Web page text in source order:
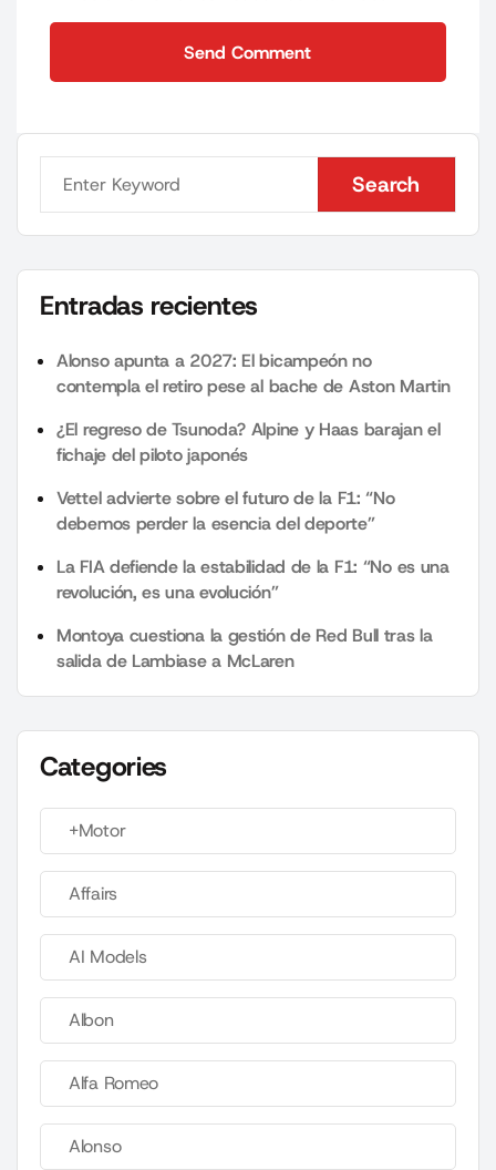
Send Comment
Search
Search
Entradas recientes
Alonso apunta a 2027: El bicampeón no
contempla el retiro pese al bache de Aston Martin
¿El regreso de Tsunoda? Alpine y Haas barajan el
fichaje del piloto japonés
Vettel advierte sobre el futuro de la F1: “No
debemos perder la esencia del deporte”
La FIA defiende la estabilidad de la F1: “No es una
revolución, es una evolución”
Montoya cuestiona la gestión de Red Bull tras la
salida de Lambiase a McLaren
Categories
+Motor
Affairs
AI Models
Albon
Alfa Romeo
Alonso